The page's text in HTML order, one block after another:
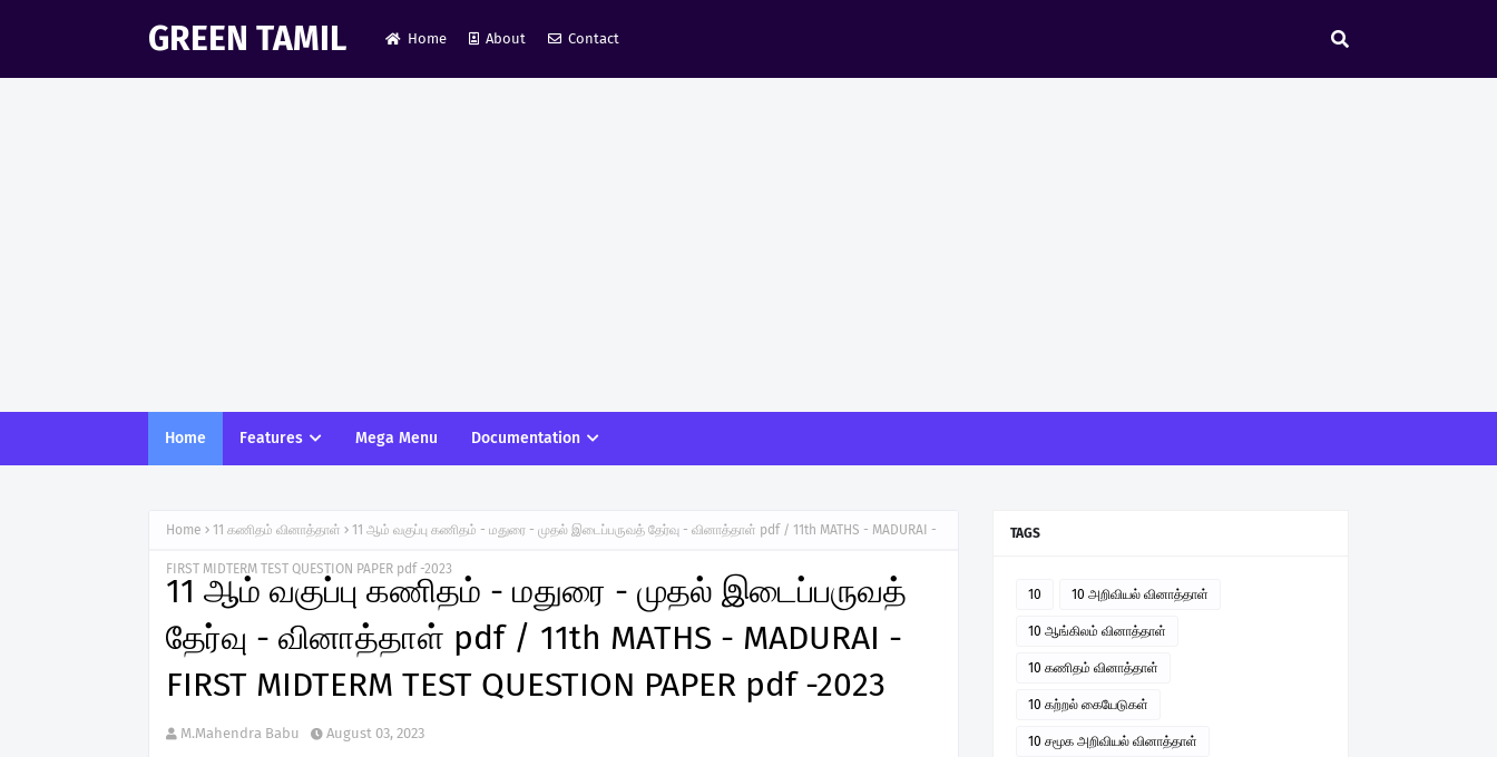
GREEN TAMIL Home About Contact
Home Features Mega Menu Documentation
Home 11 கணிதம் வினாத்தாள் 11 ஆம் வகுப்பு கணிதம் - மதுரை - முதல் இடைப்பருவத் தேர்வு - வினாத்தாள் pdf / 11th MATHS - MADURAI -
FIRST MIDTERM TEST QUESTION PAPER pdf -2023
11 ஆம் வகுப்பு கணிதம் - மதுரை - முதல் இடைப்பருவத்
தேர்வு - வினாத்தாள் pdf / 11th MATHS - MADURAI -
FIRST MIDTERM TEST QUESTION PAPER pdf -2023
M.Mahendra Babu August 03, 2023
TAGS
10 10 அறிவியல் வினாத்தாள்
10 ஆங்கிலம் வினாத்தாள்
10 கணிதம் வினாத்தாள்
10 கற்றல் கையேடுகள்
10 சமூக அறிவியல் வினாத்தாள்